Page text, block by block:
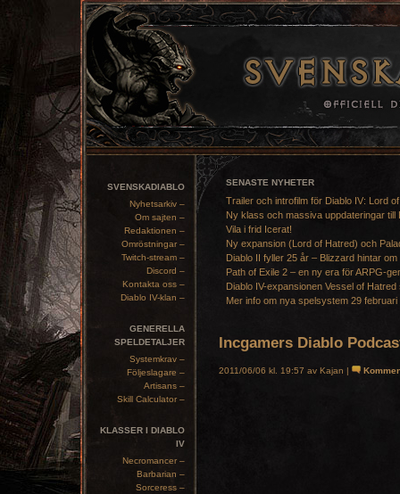
SVENSKADIABLO
Nyhetsarkiv –
Om sajten –
Redaktionen –
Omröstningar –
Twitch-stream –
Discord –
Kontakta oss –
Diablo IV-klan –
GENERELLA
SPELDETALJER
Systemkrav –
Följeslagare –
Artisans –
Skill Calculator –
KLASSER I DIABLO
IV
Necromancer –
Barbarian –
Sorceress –
SENASTE NYHETER
Trailer och introfilm för Diablo IV: Lord
Ny klass och massiva uppdateringar till
Vila i frid Icerat!
Ny expansion (Lord of Hatred) och
Diablo II fyller 25 år – Blizzard hintar om
Path of Exile 2 – en ny era för ARPG-
Diablo IV-expansionen Vessel of
Mer info om nya spelsystem 29 februari
Incgamers Diablo
2011/06/06 kl. 19:57 av Kajan |